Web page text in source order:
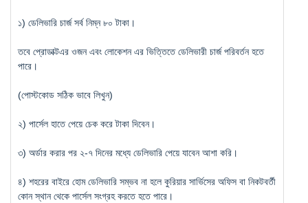
১) ডেলিভারি চার্জ সর্ব নিম্ন ৮০ টাকা।
তবে প্রোডাক্টএর ওজন এবং লোকেশন এর ভিত্তিতে ডেলিভারী চার্জ পরিবর্তন হতে
পারে।
(পোস্টকোড সঠিক ভাবে লিখুন)
২) পার্সেল হাতে পেয়ে চেক করে টাকা দিবেন।
৩) অর্ডার করার পর ২-৭ দিনের মধ্যে ডেলিভারি পেয়ে যাবেন আশা করি।
৪) শহরের বাইরে হোম ডেলিভারি সম্ভব না হলে কুরিয়ার সার্ভিসের অফিস বা নিকটবর্তী
কোন স্থান থেকে পার্সেল সংগ্রহ করতে হতে পারে।